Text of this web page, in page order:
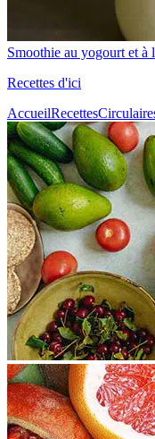
Smoothie au yogourt et à
Recettes d'ici
AccueilRecettes